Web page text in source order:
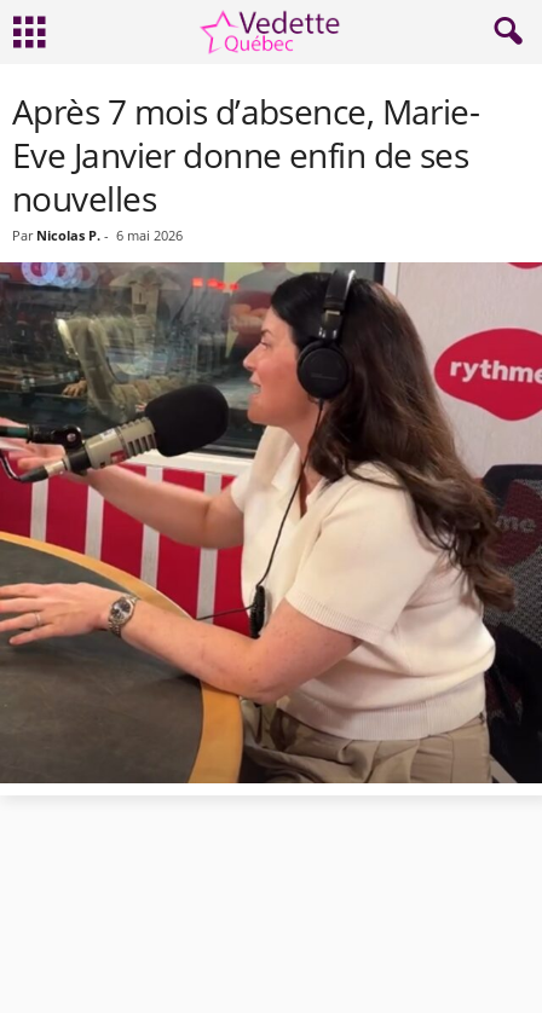
Après 7 mois d’absence, Marie-
Eve Janvier donne enfin de ses
nouvelles
Par Nicolas P. - 6 mai 2026